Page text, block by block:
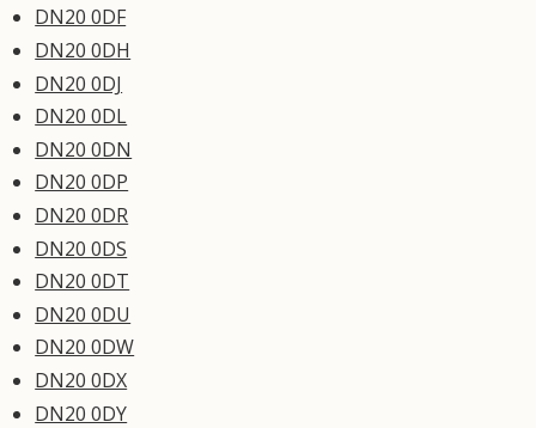
DN20 0DF
DN20 0DH
DN20 0DJ
DN20 0DL
DN20 0DN
DN20 0DP
DN20 0DR
DN20 0DS
DN20 0DT
DN20 0DU
DN20 0DW
DN20 0DX
DN20 0DY